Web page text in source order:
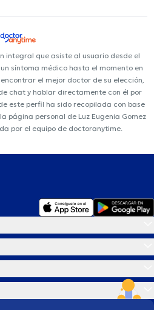
integral que asiste al usuario desde el
síntoma médico hasta el momento en
el mejor doctor de su elección,
chat y hablar directamente con él por
este perfil ha sido recopilada con base
página personal de Luz Eugenia Gomez
por el equipo de doctoranytime.